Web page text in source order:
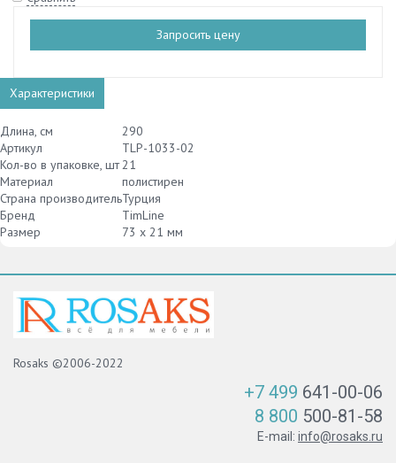
Запросить цену
Характеристики
Длина, см
290
Артикул
TLP-1033-02
Кол-во в упаковке, шт 21
Материал
полистирен
Страна производительТурция
Бренд
TimLine
Размер
73 х 21 мм
Rosaks ©2006-2022
+7 499 641-00-06
8 800 500-81-58
E-mail: info@rosaks.ru